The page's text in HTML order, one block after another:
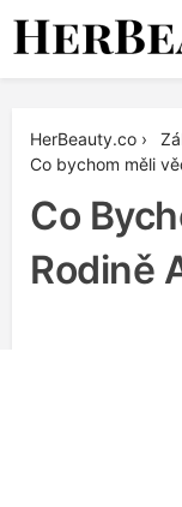
Skip
HerBeauty.co ›
Co bychom měli
Co
Rodině